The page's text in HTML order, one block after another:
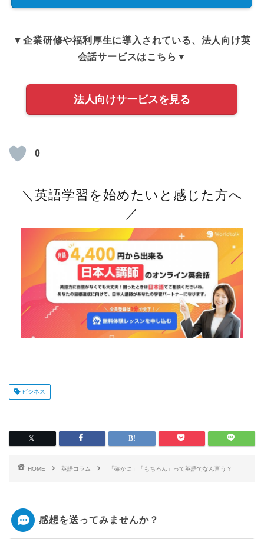
▼企業研修や福利厚生に導入されている、法人向け英
会話サービスはこちら▼
法人向けサービスを見る
0
＼英語学習を始めたいと感じた方へ
／
ビジネス
HOME 英語コラム 「確かに」「もちろん」って英語でなん言う？
感想を送ってみませんか？